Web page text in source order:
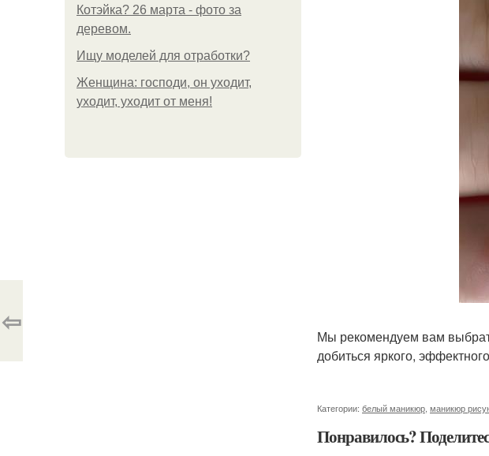
Котэйка? 26 марта - фото за
деревом.
Ищу моделей для отработки?
Женщина: господи, он уходит,
уходит, уходит от меня!
Мы рекомендуем вам
добиться яркого,
Категории: белый маникюр маникюр
Понравилось?
⇦